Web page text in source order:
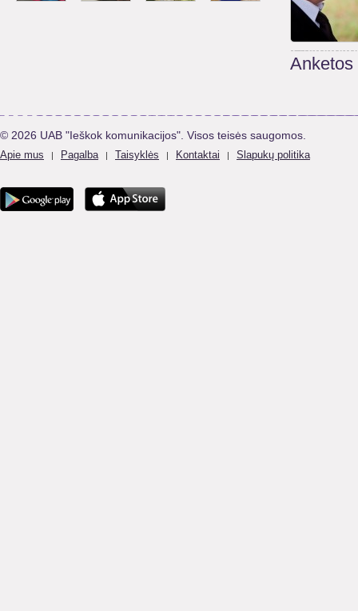
Anketos
© 2026 UAB "Ieškok komunikacijos". Visos teisės saugomos.
Apie mus | Pagalba | Taisyklės | Kontaktai | Slapukų politika